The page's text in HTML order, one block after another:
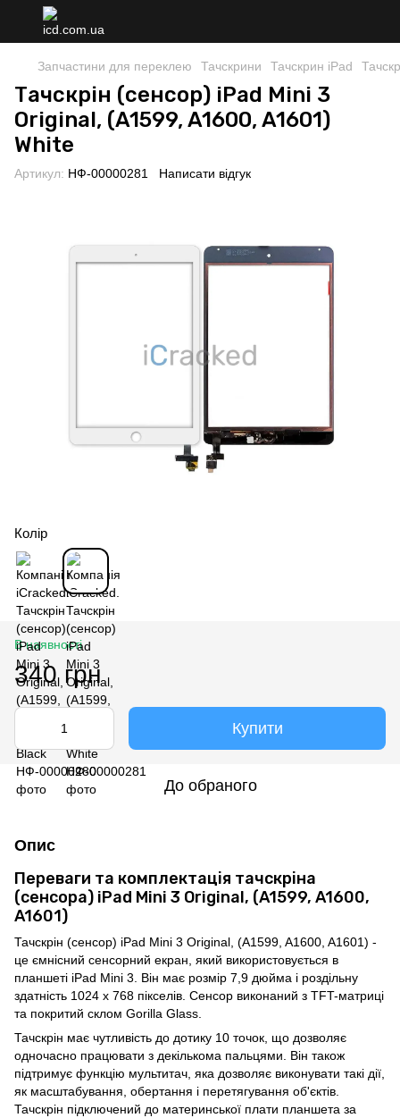
Запчастини для переклею Тачскрини Тачскрин iPad
Тачскрін (сенсор) iPad Mini 3
Original, (A1599, A1600, A1601)
White
Артикул: НФ-00000281 Написати відгук
Колір
В наявності
340 грн
Купити
До обраного
Опис
Переваги та комплектація тачскріна
(сенсора) iPad Mini 3 Original, (A1599, A1600,
A1601)
Тачскрін (сенсор) iPad Mini 3 Original, (A1599, A1600, A1601) -
це ємнісний сенсорний екран, який використовується в
планшеті iPad Mini 3. Він має розмір 7,9 дюйма і роздільну
здатність 1024 x 768 пікселів. Сенсор виконаний з TFT-матриці
та покритий склом Gorilla Glass.
Тачскрін має чутливість до дотику 10 точок, що дозволяє
одночасно працювати з декількома пальцями. Він також
підтримує функцію мультитач, яка дозволяє виконувати такі дії,
як масштабування, обертання і перетягування об'єктів.
Тачскрін підключений до материнської плати планшета за